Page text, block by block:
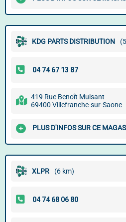
KDG PARTS DISTRIBUTION
419 Rue Benoît Mulsant
69400 Villefranche-sur-Saone
PLUS D'INFOS SUR CE
XLPR (6 km)